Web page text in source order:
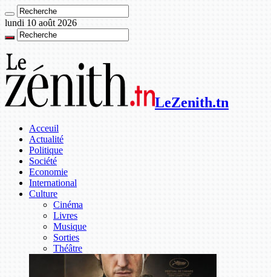
lundi 10 août 2026
LeZenith.tn
Acceuil
Actualité
Politique
Société
Economie
International
Culture
Cinéma
Livres
Musique
Sorties
Théâtre